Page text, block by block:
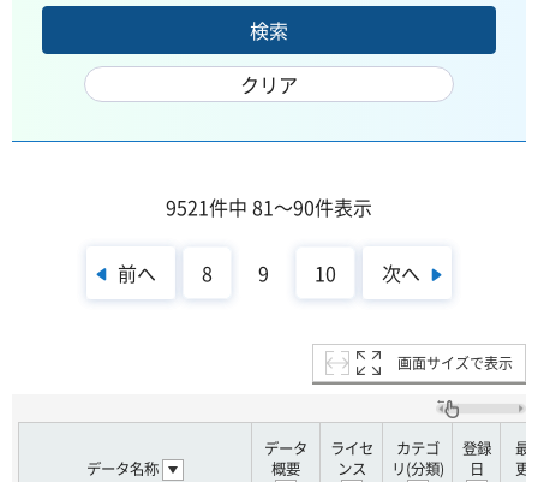
9521件中 81～90件表示
前へ 8 9 10 次へ
画面サイズで表示
データ名称
データ
概要
ライセ
ンス
カテゴ
リ(分類)
登録
日
最
更